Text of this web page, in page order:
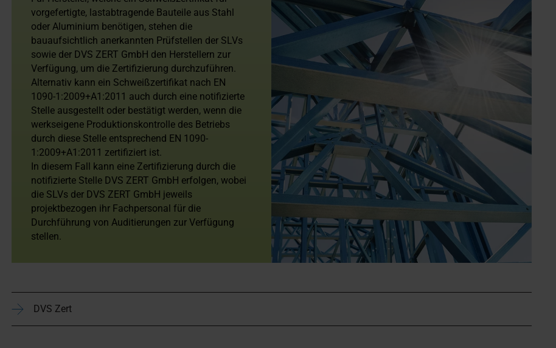
vorgefertigte, lastabtragende Bauteile aus Stahl
oder Aluminium benötigen, stehen die
bauaufsichtlich anerkannten Prüfstellen der SLVs
sowie der DVS ZERT GmbH den Herstellern zur
Verfügung, um die Zertifizierung durchzuführen.
Alternativ kann ein Schweißzertifikat nach EN
1090-1:2009+A1:2011 auch durch eine notifizierte
Stelle ausgestellt oder bestätigt werden, wenn die
werkseigene Produktionskontrolle des Betriebs
durch diese Stelle entsprechend EN 1090-
1:2009+A1:2011 zertifiziert ist.
In diesem Fall kann eine Zertifizierung durch die
notifizierte Stelle DVS ZERT GmbH erfolgen, wobei
die SLVs der DVS ZERT GmbH jeweils
projektbezogen ihr Fachpersonal für die
Durchführung von Auditierungen zur Verfügung
stellen.
DVS Zert